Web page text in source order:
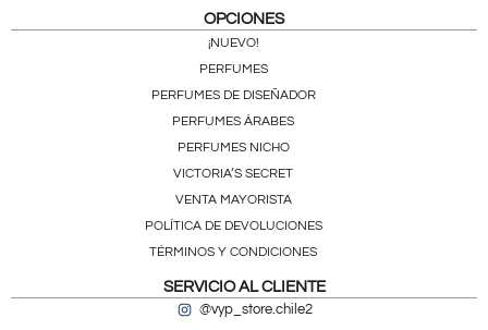
OPCIONES
¡NUEVO!
PERFUMES
PERFUMES DE DISEÑADOR
PERFUMES ÁRABES
PERFUMES NICHO
VICTORIA’S SECRET
VENTA MAYORISTA
POLÍTICA DE DEVOLUCIONES
TÉRMINOS Y CONDICIONES
SERVICIO AL CLIENTE
@vyp_store.chile2